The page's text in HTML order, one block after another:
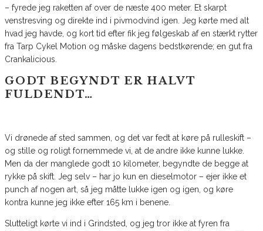
– fyrede jeg raketten af over de næste 400 meter. Et skarpt
venstresving og direkte ind i pivmodvind igen. Jeg kørte med alt
hvad jeg havde, og kort tid efter fik jeg følgeskab af en stærkt rytter
fra Tarp Cykel Motion og måske dagens bedstkørende; en gut fra
Crankalicious.
GODT BEGYNDT ER HALVT
FULDENDT…
Vi drønede af sted sammen, og det var fedt at køre på rulleskift –
og stille og roligt fornemmede vi, at de andre ikke kunne lukke.
Men da der manglede godt 10 kilometer, begyndte de begge at
rykke på skift. Jeg selv – har jo kun en dieselmotor – ejer ikke et
punch af nogen art, så jeg måtte lukke igen og igen, og køre
kontra kunne jeg ikke efter 165 km i benene.
Slutteligt kørte vi ind i Grindsted, og jeg tror ikke at fyren fra